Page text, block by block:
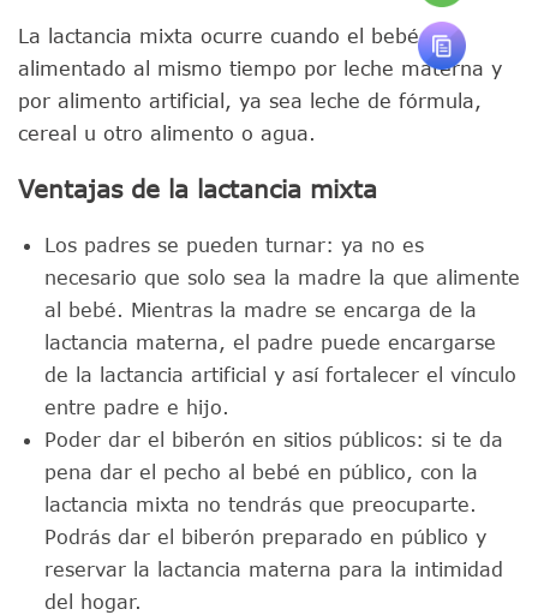
La lactancia mixta ocurre cuando el bebé es
alimentado al mismo tiempo por leche materna y
por alimento artificial, ya sea leche de fórmula,
cereal u otro alimento o agua.
Ventajas de la lactancia mixta
Los padres se pueden turnar: ya no es
necesario que solo sea la madre la que alimente
al bebé. Mientras la madre se encarga de la
lactancia materna, el padre puede encargarse
de la lactancia artificial y así fortalecer el vínculo
entre padre e hijo.
Poder dar el biberón en sitios públicos: si te da
pena dar el pecho al bebé en público, con la
lactancia mixta no tendrás que preocuparte.
Podrás dar el biberón preparado en público y
reservar la lactancia materna para la intimidad
del hogar.